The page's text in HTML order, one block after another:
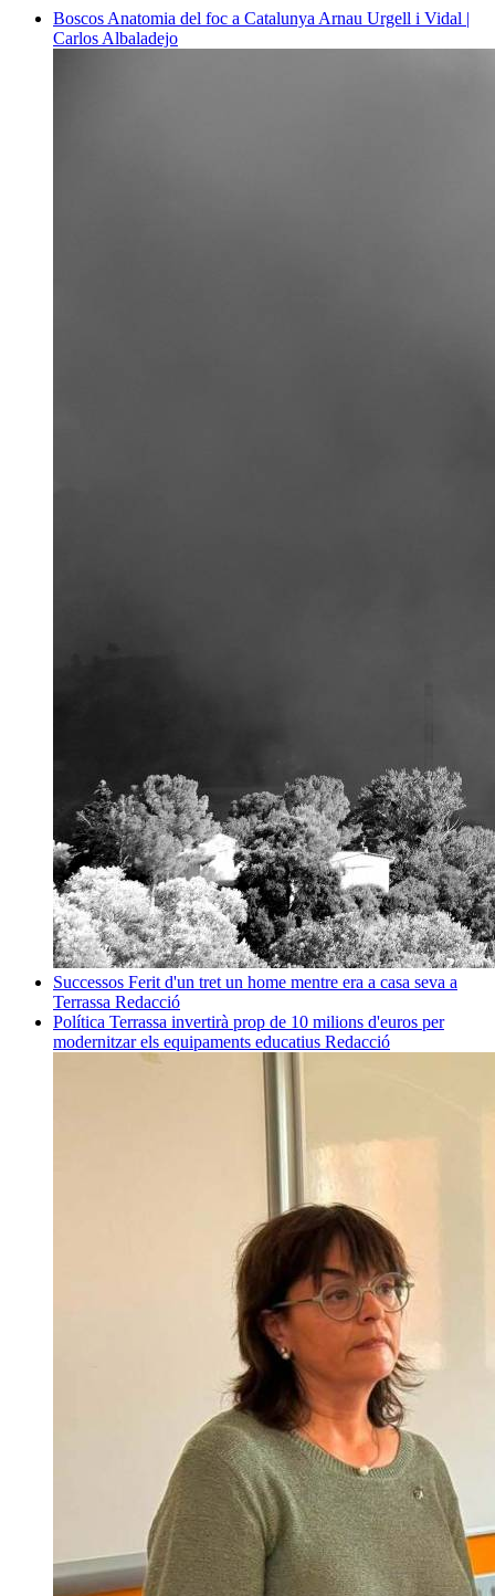
Boscos Anatomia del foc a Catalunya Arnau Urgell i Vidal |
Carlos Albaladejo
Successos Ferit d'un tret un home mentre era a casa seva a
Terrassa Redacció
Política Terrassa invertirà prop de 10 milions d'euros per
modernitzar els equipaments educatius Redacció